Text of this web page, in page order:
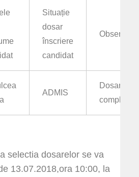
Situație
dosar
înscriere
candidat
Observații
ADMIS
Dosar
complet
selectia dosarelor se va
13.07.2018,ora 10:00, la